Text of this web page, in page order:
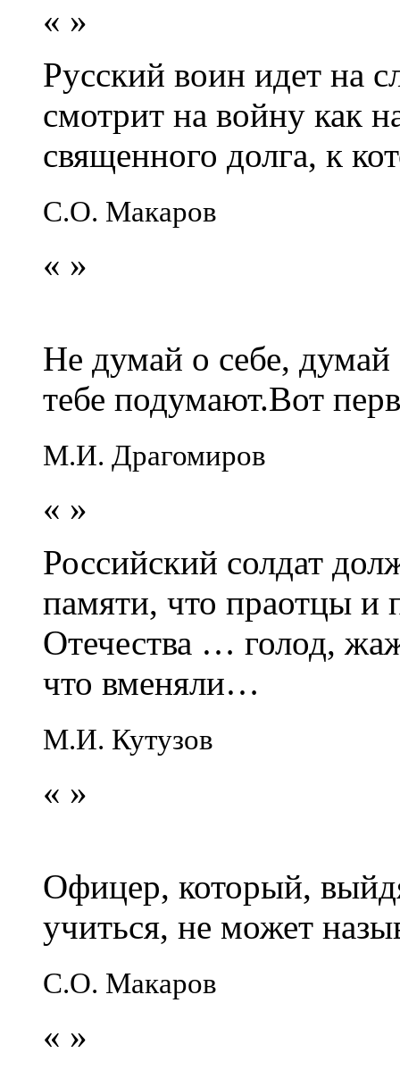
« »
Русский воин идет на
смотрит на войну как
священного долга, к
С.О. Макаров
« »
Не думай о себе,
тебе подумают.Вот
М.И. Драгомиров
« »
Российский солдат
памяти, что праотцы и
Отечества … голод,
что вменяли…
М.И. Кутузов
« »
Офицер, который,
учиться, не может
С.О. Макаров
« »